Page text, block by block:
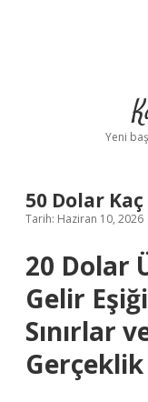
Yeni
50 Dolar
Tarih: Haziran 10, 2026
20 Dolar
Gelir
Sınırlar
Gerçeklik